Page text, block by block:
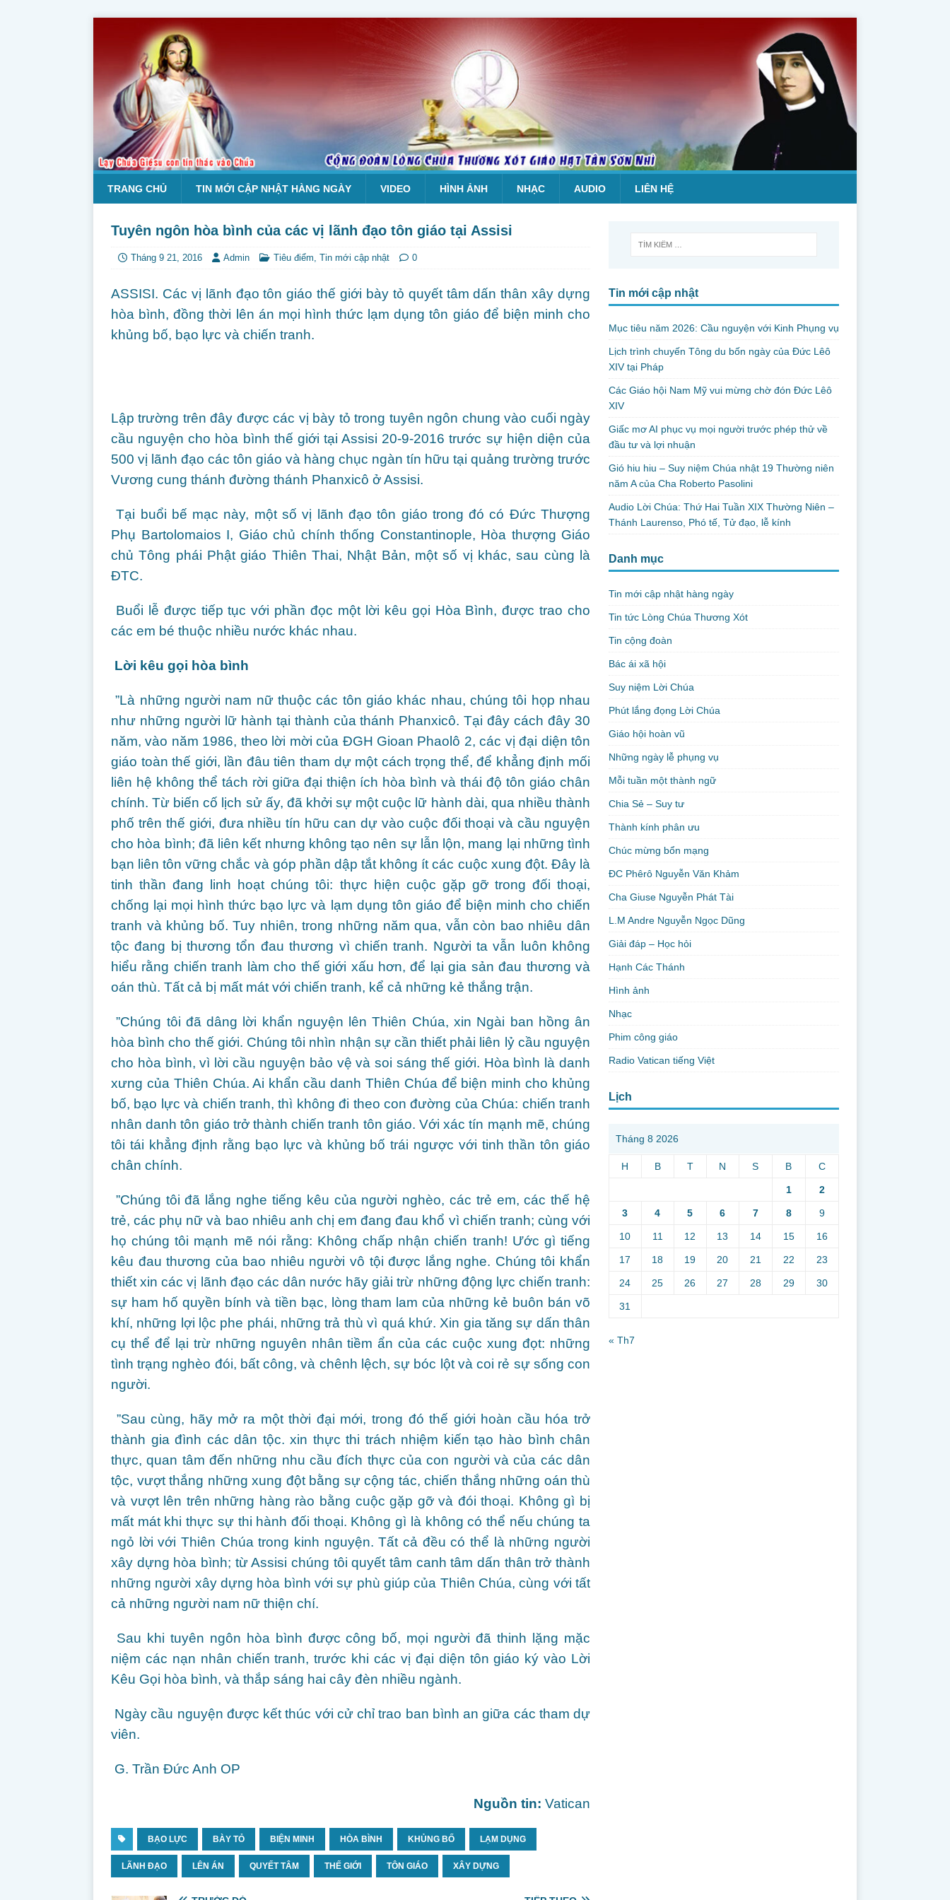
TRANG CHỦ TIN MỚI CẬP NHẬT HÀNG NGÀY VIDEO HÌNH ẢNH NHẠC AUDIO LIÊN HỆ
Tuyên ngôn hòa bình của các vị lãnh đạo tôn giáo tại Assisi
Tháng 9 21, 2016 Admin Tiêu điểm, Tin mới cập nhật 0
ASSISI. Các vị lãnh đạo tôn giáo thế giới bày tỏ quyết tâm dấn thân xây dựng
hòa bình, đồng thời lên án mọi hình thức lạm dụng tôn giáo để biện minh cho
khủng bố, bạo lực và chiến tranh.
Lập trường trên đây được các vị bày tỏ trong tuyên ngôn chung vào cuối ngày
cầu nguyện cho hòa bình thế giới tại Assisi 20-9-2016 trước sự hiện diện của
500 vị lãnh đạo các tôn giáo và hàng chục ngàn tín hữu tại quảng trường trước
Vương cung thánh đường thánh Phanxicô ở Assisi.
Tại buổi bế mạc này, một số vị lãnh đạo tôn giáo trong đó có Đức Thượng
Phụ Bartolomaios I, Giáo chủ chính thống Constantinople, Hòa thượng Giáo
chủ Tông phái Phật giáo Thiên Thai, Nhật Bản, một số vị khác, sau cùng là
ĐTC.
Buổi lễ được tiếp tục với phần đọc một lời kêu gọi Hòa Bình, được trao cho
các em bé thuộc nhiều nước khác nhau.
Lời kêu gọi hòa bình
”Là những người nam nữ thuộc các tôn giáo khác nhau, chúng tôi họp nhau
như những người lữ hành tại thành của thánh Phanxicô. Tại đây cách đây 30
năm, vào năm 1986, theo lời mời của ĐGH Gioan Phaolô 2, các vị đại diện tôn
giáo toàn thế giới, lần đâu tiên tham dự một cách trọng thể, để khẳng định mối
liên hệ không thể tách rời giữa đại thiện ích hòa bình và thái độ tôn giáo chân
chính. Từ biến cố lịch sử ấy, đã khởi sự một cuộc lữ hành dài, qua nhiều thành
phố trên thế giới, đưa nhiều tín hữu can dự vào cuộc đối thoại và cầu nguyện
cho hòa bình; đã liên kết nhưng không tạo nên sự lẫn lộn, mang lại những tình
bạn liên tôn vững chắc và góp phần dập tắt không ít các cuộc xung đột. Đây là
tinh thần đang linh hoạt chúng tôi: thực hiện cuộc gặp gỡ trong đối thoại,
chống lại mọi hình thức bạo lực và lạm dụng tôn giáo để biện minh cho chiến
tranh và khủng bố. Tuy nhiên, trong những năm qua, vẫn còn bao nhiêu dân
tộc đang bị thương tổn đau thương vì chiến tranh. Người ta vẫn luôn không
hiểu rằng chiến tranh làm cho thế giới xấu hơn, để lại gia sản đau thương và
oán thù. Tất cả bị mất mát với chiến tranh, kể cả những kẻ thắng trận.
”Chúng tôi đã dâng lời khẩn nguyện lên Thiên Chúa, xin Ngài ban hồng ân
hòa bình cho thế giới. Chúng tôi nhìn nhận sự cần thiết phải liên lỷ cầu nguyện
cho hòa bình, vì lời cầu nguyện bảo vệ và soi sáng thế giới. Hòa bình là danh
xưng của Thiên Chúa. Ai khẩn cầu danh Thiên Chúa để biện minh cho khủng
bố, bạo lực và chiến tranh, thì không đi theo con đường của Chúa: chiến tranh
nhân danh tôn giáo trở thành chiến tranh tôn giáo. Với xác tín mạnh mẽ, chúng
tôi tái khẳng định rằng bạo lực và khủng bố trái ngược với tinh thần tôn giáo
chân chính.
”Chúng tôi đã lắng nghe tiếng kêu của người nghèo, các trẻ em, các thế hệ
trẻ, các phụ nữ và bao nhiêu anh chị em đang đau khổ vì chiến tranh; cùng với
họ chúng tôi mạnh mẽ nói rằng: Không chấp nhận chiến tranh! Ước gì tiếng
kêu đau thương của bao nhiêu người vô tội được lắng nghe. Chúng tôi khẩn
thiết xin các vị lãnh đạo các dân nước hãy giải trừ những động lực chiến tranh:
sự ham hố quyền bính và tiền bạc, lòng tham lam của những kẻ buôn bán võ
khí, những lợi lộc phe phái, những trả thù vì quá khứ. Xin gia tăng sự dấn thân
cụ thể để lại trừ những nguyên nhân tiềm ẩn của các cuộc xung đọt: những
tình trạng nghèo đói, bất công, và chênh lệch, sự bóc lột và coi rẻ sự sống con
người.
”Sau cùng, hãy mở ra một thời đại mới, trong đó thế giới hoàn cầu hóa trở
thành gia đình các dân tộc. xin thực thi trách nhiệm kiến tạo hào bình chân
thực, quan tâm đến những nhu cầu đích thực của con người và của các dân
tộc, vượt thắng những xung đột bằng sự cộng tác, chiến thắng những oán thù
và vượt lên trên những hàng rào bằng cuộc gặp gỡ và đói thoại. Không gì bị
mất mát khi thực sự thi hành đối thoại. Không gì là không có thể nếu chúng ta
ngỏ lời với Thiên Chúa trong kinh nguyện. Tất cả đều có thể là những người
xây dựng hòa bình; từ Assisi chúng tôi quyết tâm canh tâm dấn thân trở thành
những người xây dựng hòa bình với sự phù giúp của Thiên Chúa, cùng với tất
cả những người nam nữ thiện chí.
Sau khi tuyên ngôn hòa bình được công bố, mọi người đã thinh lặng mặc
niệm các nạn nhân chiến tranh, trước khi các vị đại diện tôn giáo ký vào Lời
Kêu Gọi hòa bình, và thắp sáng hai cây đèn nhiều ngành.
Ngày cầu nguyện được kết thúc với cử chỉ trao ban bình an giữa các tham dự
viên.
G. Trần Đức Anh OP
Nguồn tin: Vatican
BẠO LỰC BÀY TỎ BIỆN MINH HÒA BÌNH KHỦNG BỐ LẠM DỤNG
LÃNH ĐẠO LÊN ÁN QUYẾT TÂM THẾ GIỚI TÔN GIÁO XÂY DỰNG
Tin mới cập nhật
Mục tiêu năm 2026: Cầu nguyện với Kinh Phụng vụ
Lịch trình chuyến Tông du bốn ngày của Đức Lêô
XIV tại Pháp
Các Giáo hội Nam Mỹ vui mừng chờ đón Đức Lêô
XIV
Giấc mơ AI phục vụ mọi người trước phép thử về
đầu tư và lợi nhuận
Gió hiu hiu – Suy niệm Chúa nhật 19 Thường niên
năm A của Cha Roberto Pasolini
Audio Lời Chúa: Thứ Hai Tuần XIX Thường Niên –
Thánh Laurenso, Phó tế, Tử đạo, lễ kính
Danh mục
Tin mới cập nhật hàng ngày
Tin tức Lòng Chúa Thương Xót
Tin cộng đoàn
Bác ái xã hội
Suy niệm Lời Chúa
Phút lắng đọng Lời Chúa
Giáo hội hoàn vũ
Những ngày lễ phụng vụ
Mỗi tuần một thành ngữ
Chia Sẻ – Suy tư
Thành kính phân ưu
Chúc mừng bổn mạng
ĐC Phêrô Nguyễn Văn Khảm
Cha Giuse Nguyễn Phát Tài
L.M Andre Nguyễn Ngọc Dũng
Giải đáp – Học hỏi
Hạnh Các Thánh
Hình ảnh
Nhạc
Phim công giáo
Radio Vatican tiếng Việt
Lịch
Tháng 8 2026
H B T N S B C
1 2
3 4 5 6 7 8 9
10 11 12 13 14 15 16
17 18 19 20 21 22 23
24 25 26 27 28 29 30
31
« Th7